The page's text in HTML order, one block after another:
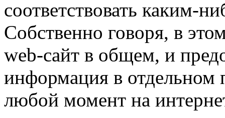
соответствовать каким-
Собственно говоря, в
web-сайт в общем, и
информация в отдельном
любой момент на